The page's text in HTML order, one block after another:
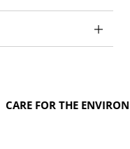
FOR THE